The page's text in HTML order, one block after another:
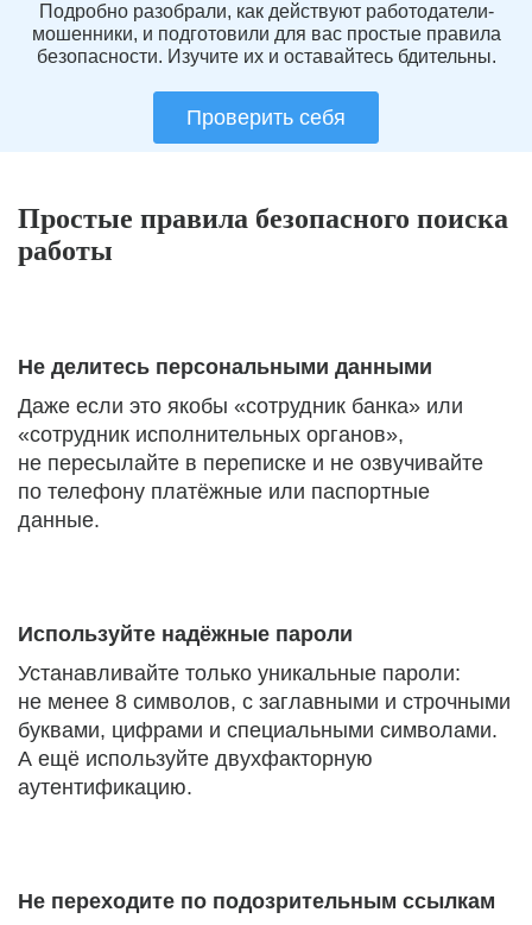
Подробно разобрали, как действуют работодатели-
мошенники, и подготовили для вас простые правила
безопасности. Изучите их и оставайтесь бдительны.
Проверить себя
Простые правила безопасного поиска
работы
Не делитесь персональными данными
Даже если это якобы «сотрудник банка» или
«сотрудник исполнительных органов»,
не пересылайте в переписке и не озвучивайте
по телефону платёжные или паспортные
данные.
Используйте надёжные пароли
Устанавливайте только уникальные пароли:
не менее 8 символов, с заглавными и строчными
буквами, цифрами и специальными символами.
А ещё используйте двухфакторную
аутентификацию.
Не переходите по подозрительным ссылкам